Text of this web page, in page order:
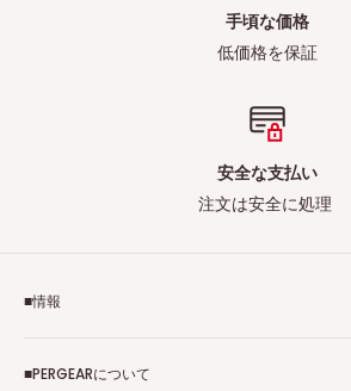
手頃な価格
低価格を保証
安全な支払い
注文は安全に処理
■情報
個人情報保護方針
■PERGEARについて